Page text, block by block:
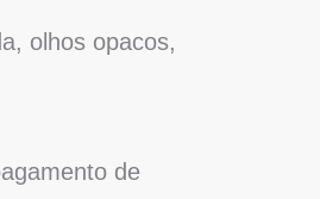
olhos opacos,
de